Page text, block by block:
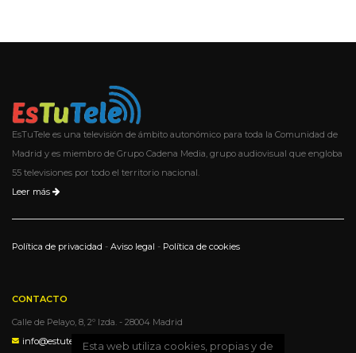
EsTuTele es una televisión de ámbito autonómico para toda la Comunidad de
Madrid y es miembro de Grupo Cadena Media, grupo audiovisual que engloba
55 televisiones por todo el territorio nacional.
Leer más
Política de privacidad - Aviso legal - Política de cookies
CONTACTO
Calle de Pelayo, 8, 2º Izda. - 28004 Madrid
info@estutele.comEsta web utiliza cookies, propias y de